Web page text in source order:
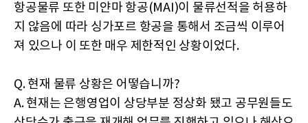
항공물류 또한 미얀마 항공(MAI)이 물류선적을 허용하
지 않음에 따라 싱가포르 항공을 통해서 조금씩 이루어
져 있으나 이 또한 매우 제한적인 상황이었다.
Q. 현재 물류 상황은 어떻습니까?
A. 현재는 은행영업이 상당부분 정상화 됐고 공무원들도